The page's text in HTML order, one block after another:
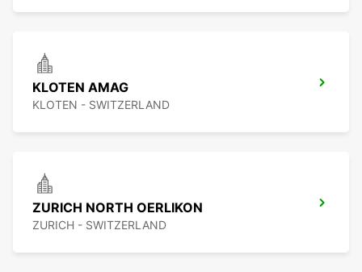
KLOTEN AMAG
KLOTEN - SWITZERLAND
ZURICH NORTH OERLIKON
ZURICH - SWITZERLAND